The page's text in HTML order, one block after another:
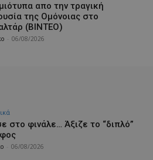
απο την τραγική
της Ομόνοιας στο
(ΒΙΝΤΕΟ)
06/08/2026
στο φινάλε… Άξιζε το “διπλό”
06/08/2026